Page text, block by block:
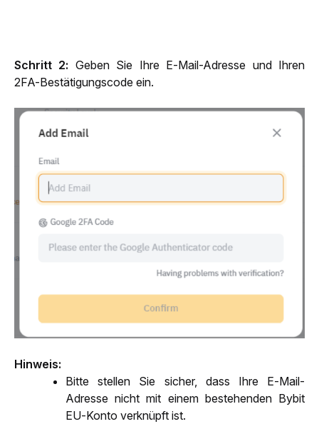
Schritt 2: Geben Sie Ihre E-Mail-Adresse und Ihren
2FA-Bestätigungscode ein.
Hinweis:
Bitte stellen Sie sicher, dass Ihre E-Mail-
Adresse nicht mit einem bestehenden Bybit
EU-Konto verknüpft ist.